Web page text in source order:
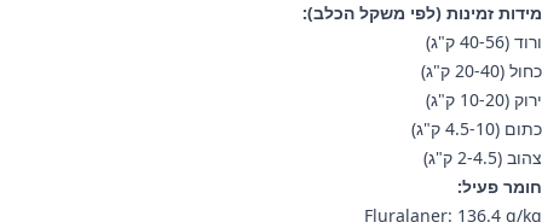
מידות זמינות (לפי משקל הכלב):
ורוד (40-56 ק"ג)
כחול (20-40 ק"ג)
ירוק (10-20 ק"ג)
כתום (4.5-10 ק"ג)
צהוב (2-4.5 ק"ג)
חומר פעיל:
Fluralaner: 136.4 g/kg